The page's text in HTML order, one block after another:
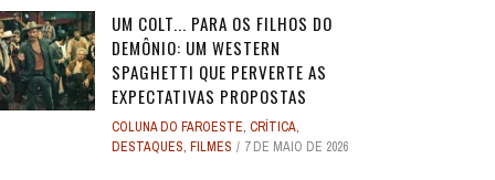
UM COLT... PARA OS FILHOS DO
DEMÔNIO: UM WESTERN
SPAGHETTI QUE PERVERTE AS
EXPECTATIVAS PROPOSTAS
COLUNA DO FAROESTE, CRÍTICA,
DESTAQUES, FILMES 7 DE MAIO DE 2026